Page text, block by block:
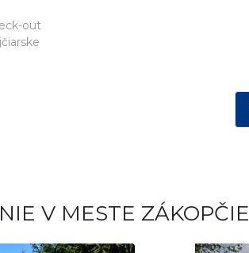
out
V MESTE ZÁKOPČIE